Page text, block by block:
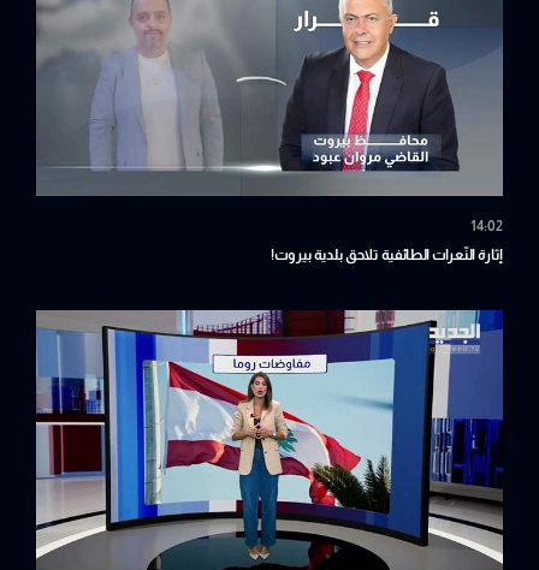
14:02
إثارة النّعرات الطائفية تلاحق بلدية بيروت!